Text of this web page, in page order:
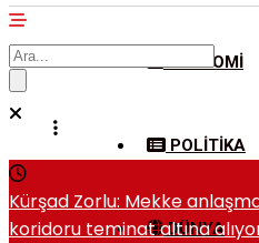
EKONOMI
POLITIKA
DÜNYA
Kürşad Zorlu: Mekke
koridoru teminat altına